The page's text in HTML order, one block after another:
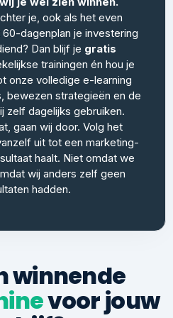
je, ook als het even
dagenplan je investering
Dan blijf je gratis
trainingen én hou je
onze volledige e-learning
bewezen strategieën en de
zelf dagelijks gebruiken.
gaan wij door. Volg het
uit tot een marketing-
haalt. Niet omdat we
wij anders zelf geen
hadden.
winnende
voor jouw